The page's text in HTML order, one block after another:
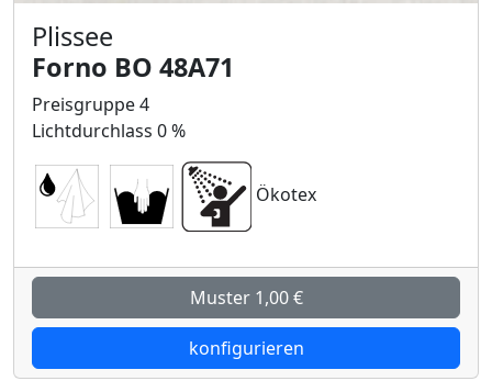
Plissee
Forno BO 48A71
Preisgruppe 4
Lichtdurchlass 0 %
Ökotex
Muster 1,00 €
konfigurieren